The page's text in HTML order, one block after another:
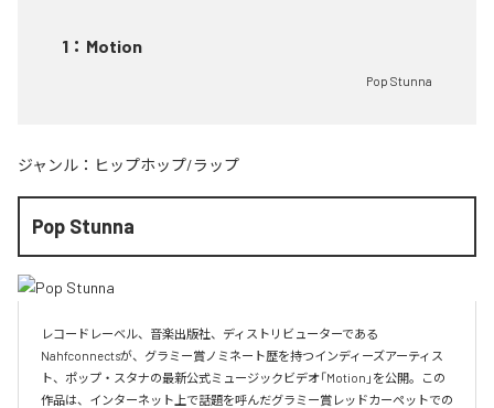
1 ： Motion
Pop Stunna
ジャンル： ヒップホップ/ラップ
Pop Stunna
レコードレーベル、音楽出版社、ディストリビューターである
Nahfconnectsが、グラミー賞ノミネート歴を持つインディーズアーティス
ト、ポップ・スタナの最新公式ミュージックビデオ「Motion」を公開。この
作品は、インターネット上で話題を呼んだグラミー賞レッドカーペットでの